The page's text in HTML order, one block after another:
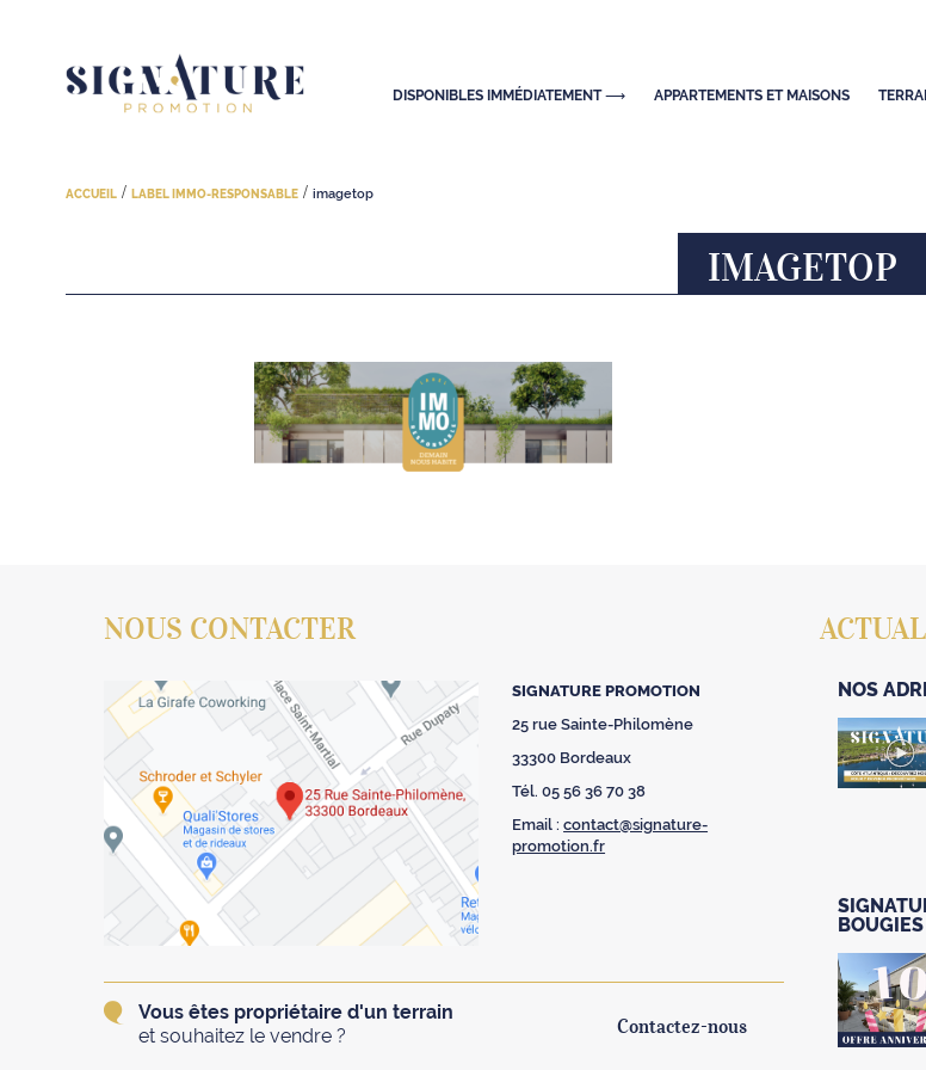
DISPONIBLES IMMÉDIATEMENT ⟶ APPARTEMENTS ET MAISONS
ACCUEIL / LABEL IMMO-RESPONSABLE / imagetop
IMAGETOP
NOUS CONTACTER
SIGNATURE PROMOTION
25 rue Sainte-Philomène
33300 Bordeaux
Tél. 05 56 36 70 38
Email :contact@signature-
promotion.fr
Vous êtes propriétaire d'un terrain
et souhaitez le vendre ?
Contactez-nous
NOS
BOUGIES